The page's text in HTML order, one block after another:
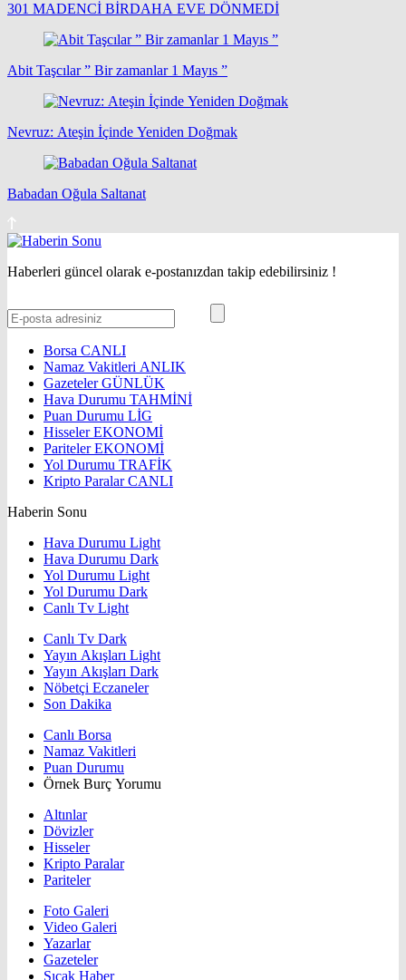
301 MADENCİ BİRDAHA EVE DÖNMEDİ
Abit Taşcılar ” Bir zamanlar 1 Mayıs ”
Nevruz: Ateşin İçinde Yeniden Doğmak
Babadan Oğula Saltanat
Haberleri güncel olarak e-postanızdan takip edebilirsiniz !
Borsa CANLI
Namaz Vakitleri ANLIK
GazetelerGÜNLÜK
Hava Durumu TAHMİNİ
Puan Durumu LİG
HisselerEKONOMİ
ParitelerEKONOMİ
Yol Durumu TRAFİK
Kripto ParalarCANLI
Haberin Sonu
Hava Durumu Light
Hava Durumu Dark
Yol Durumu Light
Yol Durumu Dark
Canlı Tv Light
Canlı Tv Dark
Yayın Akışları Light
Yayın Akışları Dark
Nöbetçi Eczaneler
Son Dakika
Canlı Borsa
Namaz Vakitleri
Puan Durumu
Örnek Burç Yorumu
Altınlar
Dövizler
Hisseler
Kripto Paralar
Pariteler
Foto Galeri
Video Galeri
Yazarlar
Gazeteler
Sıcak Haber